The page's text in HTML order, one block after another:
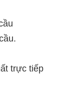
trực tiếp